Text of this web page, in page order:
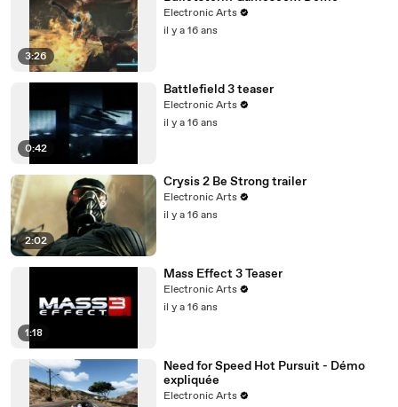
3:26
Electronic Arts
il y a 16 ans
0:42
Battlefield 3 teaser
Electronic Arts
il y a 16 ans
2:02
Crysis 2 Be Strong trailer
Electronic Arts
il y a 16 ans
1:18
Mass Effect 3 Teaser
Electronic Arts
il y a 16 ans
Need for Speed Hot Pursuit - Démo
expliquée
Electronic Arts